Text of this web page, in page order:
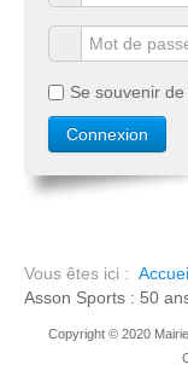
Se souvenir
Vous êtes ici :
Asson Sports : 50
Copyright © 2020